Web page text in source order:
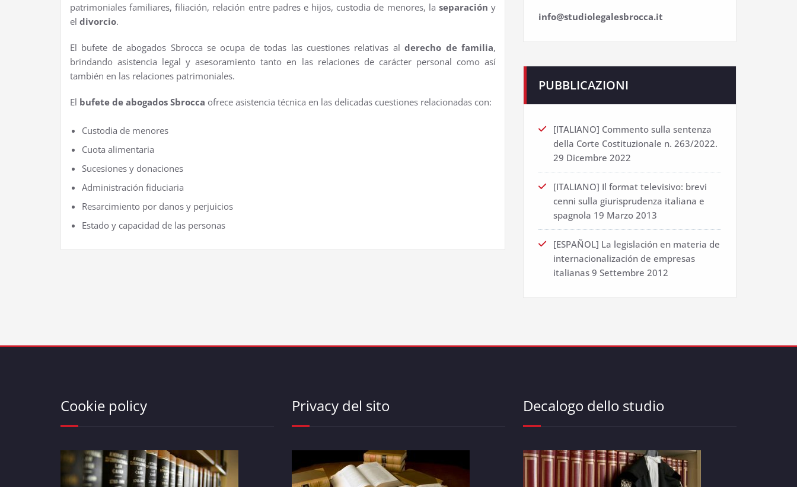
patrimoniales familiares, filiación, relación entre padres e hijos, custodia de menores, la separacióny
el divorcio.
El bufete de abogados Sbrocca se ocupa de todas las cuestiones relativas alderecho de familia,
brindando asistencia legal y asesoramiento tanto en las relaciones de carácter personal como así
también en las relaciones patrimoniales.
El bufete de abogados Sbrocca ofrece asistencia técnica en las delicadas cuestiones relacionadas con:
Custodia de menores
Cuota alimentaria
Sucesiones y donaciones
Administración fiduciaria
Resarcimiento por danos y perjuicios
Estado y capacidad de las personas
info@studiolegalesbrocca.it
PUBBLICAZIONI
[ITALIANO] Commento sulla sentenza
della Corte Costituzionale n. 263/2022.
29 Dicembre 2022
[ITALIANO] Il format televisivo: brevi
cenni sulla giurisprudenza italiana e
spagnola 19 Marzo 2013
[ESPAÑOL] La legislación en materia de
internacionalización de empresas
italianas 9 Settembre 2012
Cookie policy Privacy del sito Decalogo dello studio